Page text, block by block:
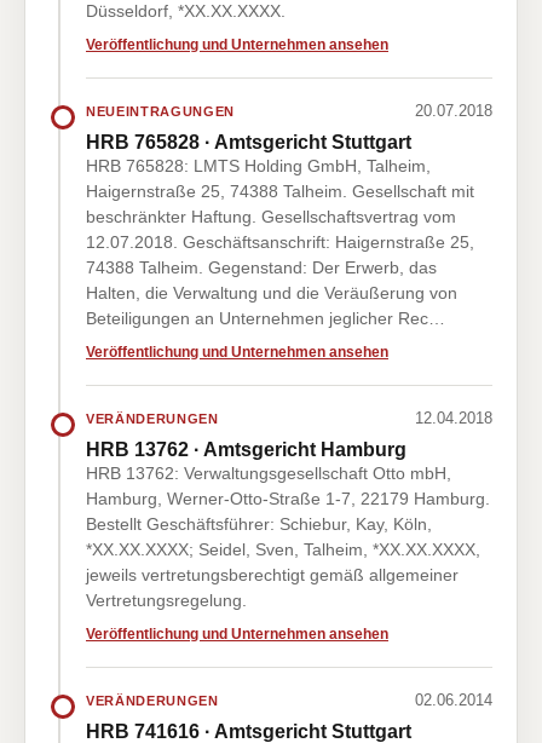
Düsseldorf, *XX.XX.XXXX.
Veröffentlichung und Unternehmen ansehen
NEUEINTRAGUNGEN 20.07.2018
HRB 765828 · Amtsgericht Stuttgart
HRB 765828: LMTS Holding GmbH, Talheim,
Haigernstraße 25, 74388 Talheim. Gesellschaft mit
beschränkter Haftung. Gesellschaftsvertrag vom
12.07.2018. Geschäftsanschrift: Haigernstraße 25,
74388 Talheim. Gegenstand: Der Erwerb, das
Halten, die Verwaltung und die Veräußerung von
Beteiligungen an Unternehmen jeglicher Rec…
Veröffentlichung und Unternehmen ansehen
VERÄNDERUNGEN 12.04.2018
HRB 13762 · Amtsgericht Hamburg
HRB 13762: Verwaltungsgesellschaft Otto mbH,
Hamburg, Werner-Otto-Straße 1-7, 22179 Hamburg.
Bestellt Geschäftsführer: Schiebur, Kay, Köln,
*XX.XX.XXXX; Seidel, Sven, Talheim, *XX.XX.XXXX,
jeweils vertretungsberechtigt gemäß allgemeiner
Vertretungsregelung.
Veröffentlichung und Unternehmen ansehen
VERÄNDERUNGEN 02.06.2014
HRB 741616 · Amtsgericht Stuttgart